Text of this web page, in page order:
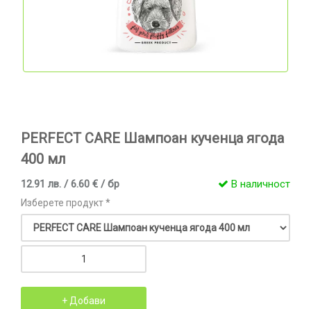
PERFECT CARE Шампоан кученца ягода
400 мл
12.91 лв. / 6.60 € / бр В наличност
Изберете продукт *